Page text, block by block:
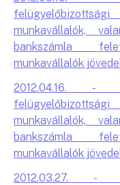
munkavállalók,
bankszámla
munkavállalók
2012.04.16. -
munkavállalók,
bankszámla
munkavállalók
2012.03.27. -